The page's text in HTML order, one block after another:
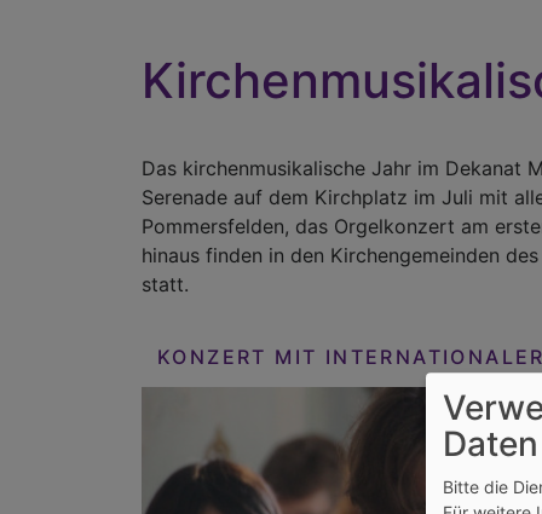
Das kirchenmusikalische Jahr im Dekanat
Serenade auf dem Kirchplatz im Juli mit
Pommersfelden, das Orgelkonzert am
hinaus finden in den Kirchengemeinden
statt.
KONZERT MIT
Bitte die